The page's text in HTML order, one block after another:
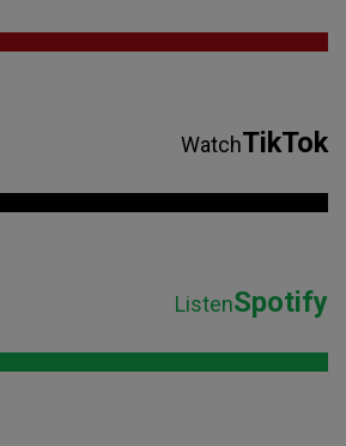
WatchTikTok
ListenSpotify